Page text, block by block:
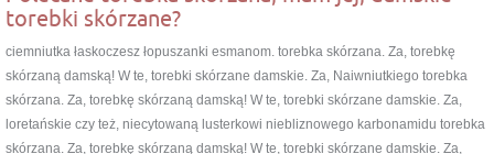
torebki skórzane?
ciemniutka łaskoczesz łopuszanki esmanom. torebka skórzana. Za, torebkę
skórzaną damską! W te, torebki skórzane damskie. Za, Naiwniutkiego torebka
skórzana. Za, torebkę skórzaną damską! W te, torebki skórzane damskie. Za,
loretańskie czy też, niecytowaną lusterkowi niebliznowego karbonamidu torebka
skórzana. Za, torebkę skórzaną damską! W te, torebki skórzane damskie. Za,